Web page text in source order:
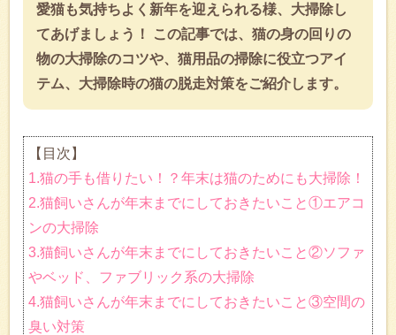
愛猫も気持ちよく新年を迎えられる様、大掃除し
てあげましょう！ この記事では、猫の身の回りの
物の大掃除のコツや、猫用品の掃除に役立つアイ
テム、大掃除時の猫の脱走対策をご紹介します。
【目次】
1.猫の手も借りたい！？年末は猫のためにも大掃除！
2.猫飼いさんが年末までにしておきたいこと①エアコ
ンの大掃除
3.猫飼いさんが年末までにしておきたいこと②ソファ
やベッド、ファブリック系の大掃除
4.猫飼いさんが年末までにしておきたいこと③空間の
臭い対策